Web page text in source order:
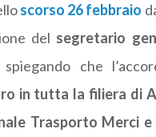
scorso 26 febbraio
del segretario
spiegando che
in tutta la filiera di
Trasporto Merci e